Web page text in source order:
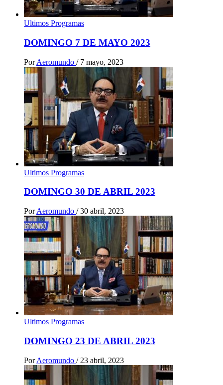
Ultimos Programas
DOMINGO 7 DE MAYO 2023
Por Aeromundo / 7 mayo, 2023
Ultimos Programas
DOMINGO 30 DE ABRIL 2023
Por Aeromundo / 30 abril, 2023
Ultimos Programas
DOMINGO 23 DE ABRIL 2023
Por Aeromundo / 23 abril, 2023